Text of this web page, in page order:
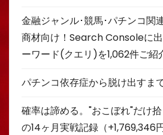
金融ジャンル･競馬･パチンコ関
商材向け！Search Consoleに
ーワード(クエリ)を1,062件ご紹
パチンコ依存症から脱け出すま
確率は諦める。"おこぼれ"だけ
の14ヶ月実戦記録（+1,769,346